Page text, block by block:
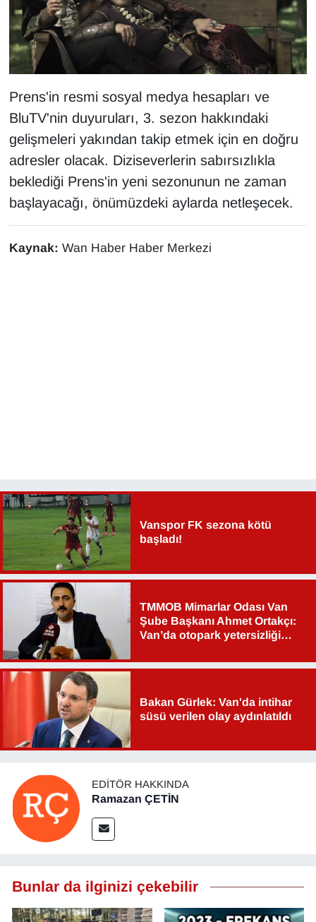
Prens'in resmi sosyal medya hesapları ve
BluTV'nin duyuruları, 3. sezon hakkındaki
gelişmeleri yakından takip etmek için en doğru
adresler olacak. Diziseverlerin sabırsızlıkla
beklediği Prens'in yeni sezonunun ne zaman
başlayacağı, önümüzdeki aylarda netleşecek.
Kaynak: Wan Haber Haber Merkezi
Vanspor FK sezona kötü
başladı!
TMMOB Mimarlar Odası Van
Şube Başkanı Ahmet Ortakçı:
Van’da otopark yetersizliği
Bakan Gürlek: Van'da intihar
süsü verilen olay aydınlatıldı
EDITÖR HAKKINDA
Ramazan ÇETİN
Bunlar da ilginizi çekebilir
SİYASET
SPOR
TEBRİK
TEKNOLOJİ
Turizm
VAN'DA SPOR